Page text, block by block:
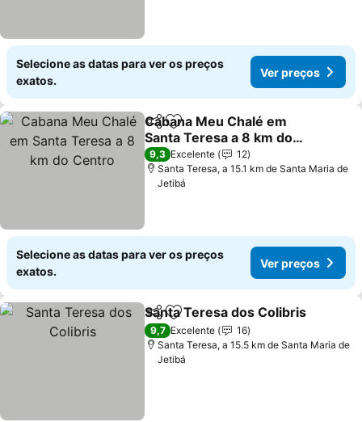
Selecione as datas para ver os preços
exatos.
Ver preços
PartilharAdicionar aos favoritos
Cabana Meu Chalé em
Santa Teresa a 8 km do
Centro
Ver preços
9,3 Excelente
12
Santa Teresa, a 15.1 km de Santa Maria de
Jetibá
Selecione as datas para ver os preços
exatos.
Ver preços
PartilharAdicionar aos favoritos
Santa Teresa dos Colibris
9,7 Excelente
16
Santa Teresa, a 15.5 km de Santa Maria de
Jetibá